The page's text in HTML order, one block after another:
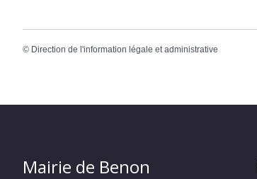
© Direction de l'information légale et administrative
Mairie de Benon